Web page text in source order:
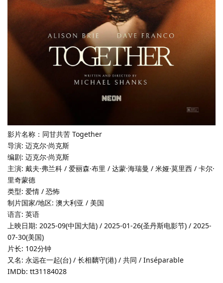
影片名称：同甘共苦 Together
导演: 迈克尔·尚克斯
编剧: 迈克尔·尚克斯
主演: 戴夫·弗兰科 / 爱丽森·布里 / 达蒙·海瑞曼 / 米娅·莫里西 / 卡尔·
里奇蒙德
类型: 爱情 / 恐怖
制片国家/地区: 澳大利亚 / 美国
语言: 英语
上映日期: 2025-09(中国大陆) / 2025-01-26(圣丹斯电影节) / 2025-
07-30(美国)
片长: 102分钟
又名: 永远在一起(台) / 长相黐守(港) / 共同 / Inséparable
IMDb: tt31184028